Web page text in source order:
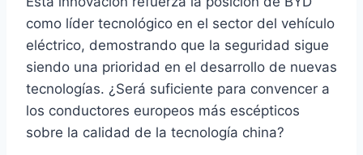
como líder tecnológico en el sector del vehículo
eléctrico, demostrando que la seguridad sigue
siendo una prioridad en el desarrollo de nuevas
tecnologías. ¿Será suficiente para convencer a
los conductores europeos más escépticos
sobre la calidad de la tecnología china?